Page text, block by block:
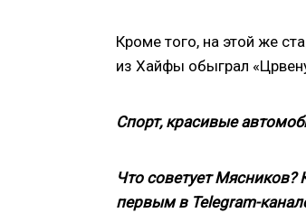
Кроме того, на этой же
из Хайфы обыграл
Спорт, красивые
Что советует
первым в Telegram-